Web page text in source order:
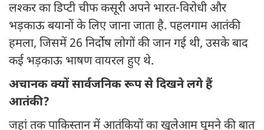
लश्कर का डिप्टी चीफ कसूरी अपने भारत-विरोधी और
भड़काऊ बयानों के लिए जाना जाता है. पहलगाम आतंकी
हमला, जिसमें 26 निर्दोष लोगों की जान गई थी, उसके बाद
कई भड़काऊ भाषण वायरल हुए थे.
अचानक क्यों सार्वजनिक रूप से दिखने लगे हैं
आतंकी?
जहां तक पाकिस्तान में आतंकियों का खुलेआम घूमने की बात